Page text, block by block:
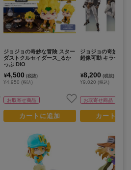
ジョジョの奇妙な冒険 スター
ダストクルセイダース_るか
っぷ DIO
¥4,500 (税抜)
¥4,950 (税込)
お取寄せ商品
カートに追加
ジョジョの奇妙な冒
超像可動 キラークイ
¥8,200 (税抜)
¥9,020 (税込)
お取寄せ商品
カートに